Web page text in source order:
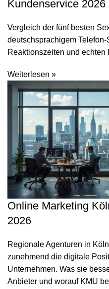
Kundenservice 2026
Vergleich der fünf besten
deutschsprachigem
Reaktionszeiten und
Weiterlesen »
Online Marketing
2026
Regionale Agenturen in
zunehmend die digitale
Unternehmen. Was sie
Anbieter und worauf KMU